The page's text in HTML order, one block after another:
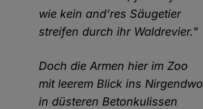
wie kein and’res Säugetier
streifen durch ihr Waldrevier."
Doch die Armen hier im Zoo
mit leerem Blick ins Nirgendwo
in düsteren Betonkulissen